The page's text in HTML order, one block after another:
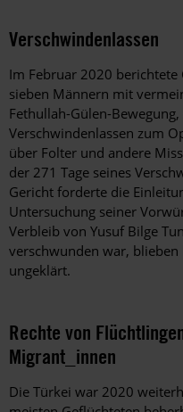
Verschwindenlassen
Im Februar 2020
sieben Männern mit
Fethullah-Gülen-
Verschwindenlassen zum
über Folter und andere
der 271 Tage seines
Gericht forderte die
Untersuchung seiner
Verbleib von Yusuf Bilge
verschwunden war, blieben
ungeklärt.
Rechte von
Migrant_innen
Die Türkei war 2020